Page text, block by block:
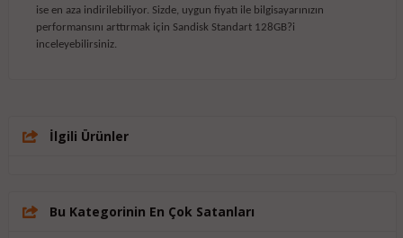
ise en aza indirilebiliyor. Sizde, uygun fiyatı ile bilgisayarınızın
performansını arttırmak için Sandisk Standart 128GB?i
inceleyebilirsiniz.
İlgili Ürünler
Bu Kategorinin En Çok Satanları